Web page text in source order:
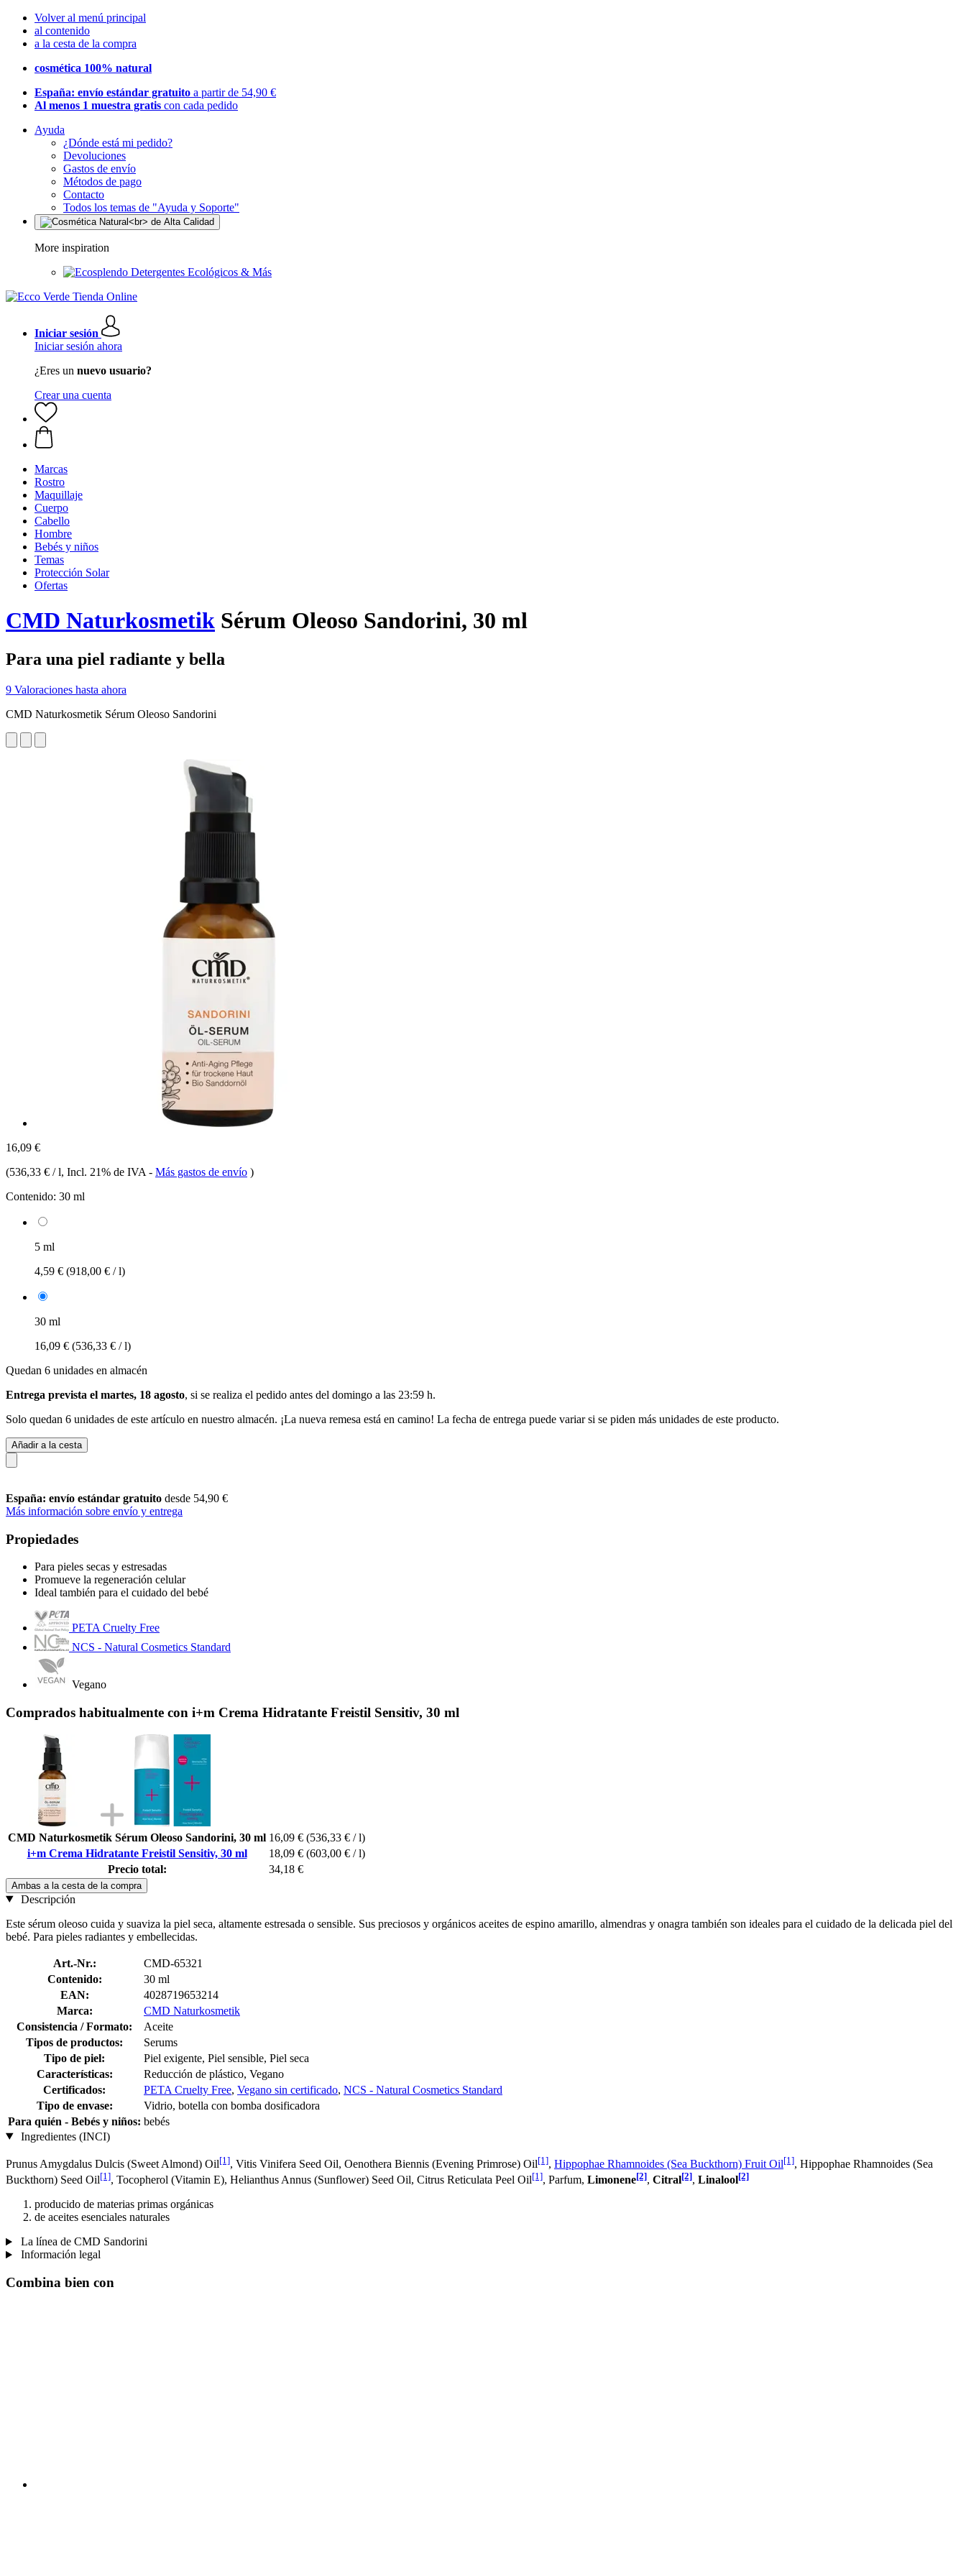
Volver al menú principal
al contenido
a la cesta de la compra
cosmética 100% natural
España: envío estándar gratuito a partir de 54,90 €
Al menos 1 muestra gratis con cada pedido
Ayuda
¿Dónde está mi pedido?
Devoluciones
Gastos de envío
Métodos de pago
Contacto
Todos los temas de "Ayuda y Soporte"
More inspiration
Detergentes Ecológicos & Más
Iniciar sesión
Iniciar sesión ahora
¿Eres un nuevo usuario?
Crear una cuenta
Marcas
Rostro
Maquillaje
Cuerpo
Cabello
Hombre
Bebés y niños
Temas
Protección Solar
Ofertas
CMD Naturkosmetik Sérum Oleoso Sandorini, 30 ml
Para una piel radiante y bella
9 Valoraciones hasta ahora
CMD Naturkosmetik Sérum Oleoso Sandorini
16,09 €
(536,33 € / l, Incl. 21% de IVA - Más gastos de envío )
Contenido: 30 ml
5 ml
4,59 € (918,00 € / l)
30 ml
16,09 € (536,33 € / l)
Quedan 6 unidades en almacén
Entrega prevista el martes, 18 agosto, si se realiza el pedido antes del domingo a las 23:59 h.
Solo quedan 6 unidades de este artículo en nuestro almacén. ¡La nueva remesa está en camino! La fecha de entrega puede variar si se piden más unidades de este producto.
Añadir a la cesta
España: envío estándar gratuito desde 54,90 €
Más información sobre envío y entrega
Propiedades
Para pieles secas y estresadas
Promueve la regeneración celular
Ideal también para el cuidado del bebé
PETA Cruelty Free
NCS - Natural Cosmetics Standard
Vegano
Comprados habitualmente con i+m Crema Hidratante Freistil Sensitiv, 30 ml
CMD Naturkosmetik Sérum Oleoso Sandorini, 30 ml 16,09 € (536,33 € / l)
i+m Crema Hidratante Freistil Sensitiv, 30 ml
18,09 € (603,00 € / l)
Precio total:
34,18 €
Ambas a la cesta de la compra
Descripción
Este sérum oleoso cuida y suaviza la piel seca, altamente estresada o sensible. Sus preciosos y orgánicos aceites de espino amarillo, almendras y onagra también son ideales para el cuidado de la delicada piel del
bebé. Para pieles radiantes y embellecidas.
Art.-Nr.:
CMD-65321
Contenido:
30 ml
EAN:
4028719653214
Marca:
CMD Naturkosmetik
Consistencia / Formato:
Aceite
Tipos de productos:
Serums
Tipo de piel:
Piel exigente, Piel sensible, Piel seca
Características:
Reducción de plástico, Vegano
Certificados:
PETA Cruelty Free, Vegano sin certificado, NCS - Natural Cosmetics Standard
Tipo de envase:
Vidrio, botella con bomba dosificadora
Para quién - Bebés y niños: bebés
Ingredientes (INCI)
Prunus Amygdalus Dulcis (Sweet Almond) Oil[1], Vitis Vinifera Seed Oil, Oenothera Biennis (Evening Primrose) Oil[1], Hippophae Rhamnoides (Sea Buckthorn) Fruit Oil[1], Hippophae Rhamnoides (Sea
Buckthorn) Seed Oil[1], Tocopherol (Vitamin E), Helianthus Annus (Sunflower) Seed Oil, Citrus Reticulata Peel Oil[1], Parfum, Limonene[2], Citral[2], Linalool[2]
producido de materias primas orgánicas
de aceites esenciales naturales
La línea de CMD Sandorini
Información legal
Combina bien con